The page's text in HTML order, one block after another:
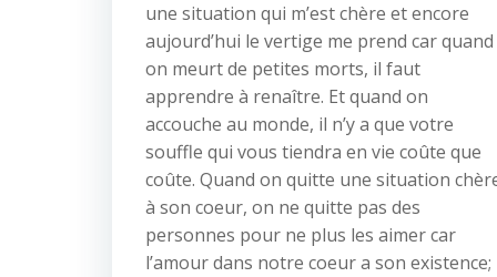
une situation qui m’est chère et encore
aujourd’hui le vertige me prend car quand
on meurt de petites morts, il faut
apprendre à renaître. Et quand on
accouche au monde, il n’y a que votre
souffle qui vous tiendra en vie coûte que
coûte. Quand on quitte une situation
à son coeur, on ne quitte pas des
personnes pour ne plus les aimer car
l’amour dans notre coeur a son existence;